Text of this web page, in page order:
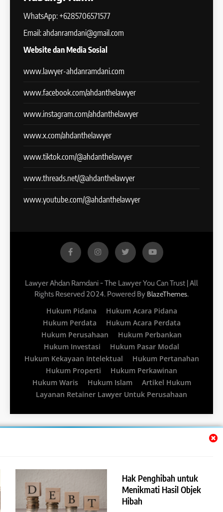
Hak Penghibah untuk
Menikmati Hasil Objek
Hibah
WhatsApp: +6285706571577
Email: ahdanramdani@gmail.com
Website dan Media Sosial
www.lawyer-ahdanramdani.com
www.facebook.com/ahdanthelawyer
www.instagram.com/ahdanthelawyer
www.x.com/ahdanthelawyer
www.tiktok.com/@ahdanthelawyer
www.threads.net/@ahdanthelawyer
www.youtube.com/@ahdanthelawyer
Lawyer Ahdan Ramdani - The Lawyer You Can Trust | All
Rights Reserved 2024. Powered By BlazeThemes.
Hukum Pidana
Hukum Acara Pidana
Hukum Perdata
Hukum Acara Perdata
Hukum Perusahaan
Hukum Perbankan
Hukum Investasi
Hukum Pasar Modal
Hukum Kekayaan Intelektual
Hukum Pertanahan
Hukum Properti
Hukum Perkawinan
Hukum Waris
Hukum Islam
Artikel Hukum
Layanan Retainer Lawyer Untuk Perusahaan